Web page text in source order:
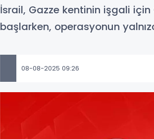
İsrail, Gazze kentinin işgali için
başlarken, operasyonun
08-08-2025 09:26